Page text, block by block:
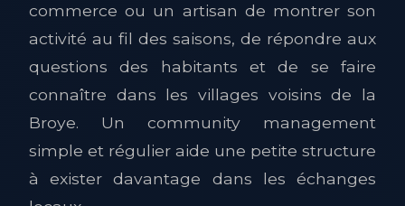
commerce ou un artisan de montrer son
activité au fil des saisons, de répondre aux
questions des habitants et de se faire
connaître dans les villages voisins de la
Broye. Un community management
simple et régulier aide une petite structure
à exister davantage dans les échanges